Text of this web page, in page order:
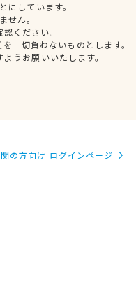
しています。
せん。
ください。
一切負わないものとします。
うお願いいたします。
の方向け ログインページ